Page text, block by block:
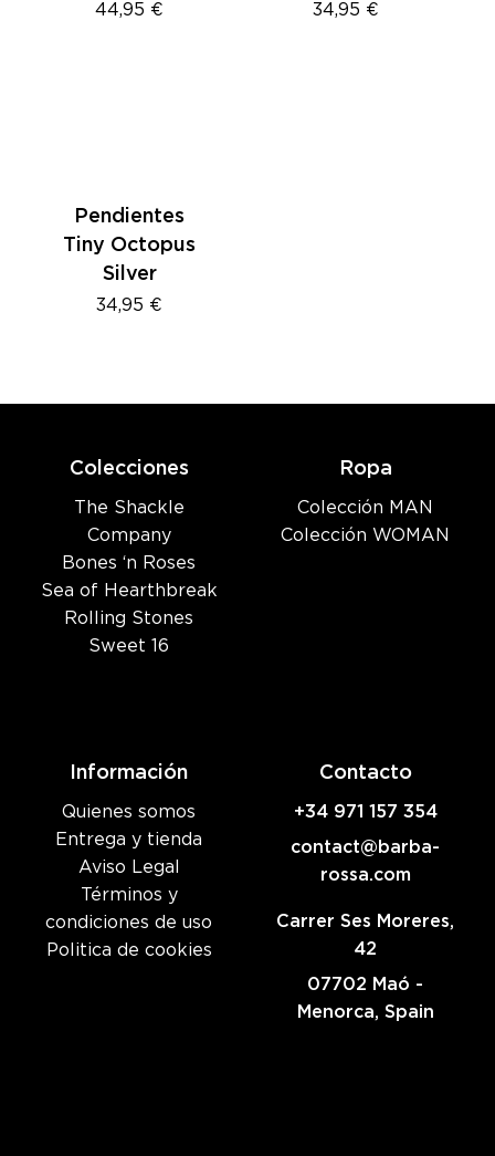
44,95 € 34,95 €
Pendientes
Tiny Octopus
Silver
34,95 €
Colecciones
The Shackle
Company
Bones ‘n Roses
Sea of Hearthbreak
Rolling Stones
Sweet 16
Ropa
Colección MAN
Colección WOMAN
Información
Quienes somos
Entrega y tienda
Aviso Legal
Términos y
condiciones de uso
Politica de cookies
Contacto
+34 971 157 354
contact@barba-
rossa.com
Carrer Ses Moreres,
42
07702 Maó -
Menorca, Spain